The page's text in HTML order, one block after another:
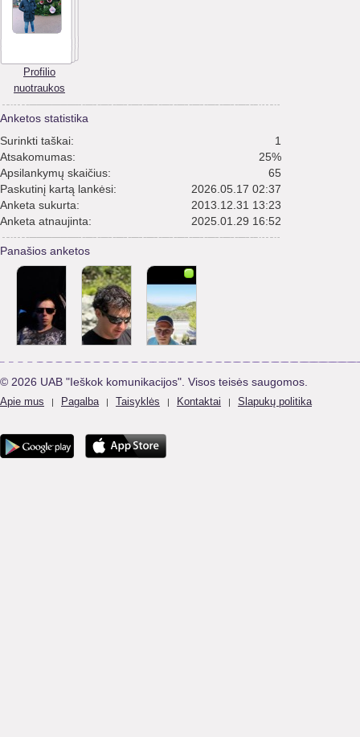
Profilio
nuotraukos
Anketos statistika
Surinkti taškai:
1
Atsakomumas:
25%
Apsilankymų skaičius:
65
Paskutinį kartą lankėsi:
2026.05.17 02:37
Anketa sukurta:
2013.12.31 13:23
Anketa atnaujinta:
2025.01.29 16:52
Panašios anketos
© 2026 UAB "Ieškok komunikacijos". Visos teisės saugomos.
Apie mus | Pagalba | Taisyklės | Kontaktai | Slapukų politika